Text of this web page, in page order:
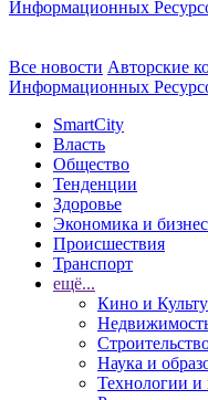
Информационных
Все новости Авторские
Информационных
SmartCity
Власть
Общество
Тенденции
Здоровье
Экономика и бизнес
Происшествия
Транспорт
ещё...
Кино и
Наука и
Технологии и